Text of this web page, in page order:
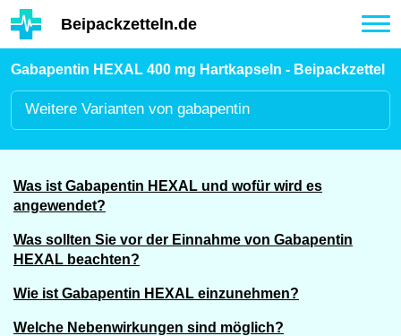
Hauptinhalt
Beipackzetteln.de
Gabapentin HEXAL 400 mg Hartkapseln - Beipackzettel
Weitere Varianten von gabapentin
Was ist Gabapentin HEXAL und wofür wird es
angewendet?
Was sollten Sie vor der Einnahme von Gabapentin
HEXAL beachten?
Wie ist Gabapentin HEXAL einzunehmen?
Welche Nebenwirkungen sind möglich?